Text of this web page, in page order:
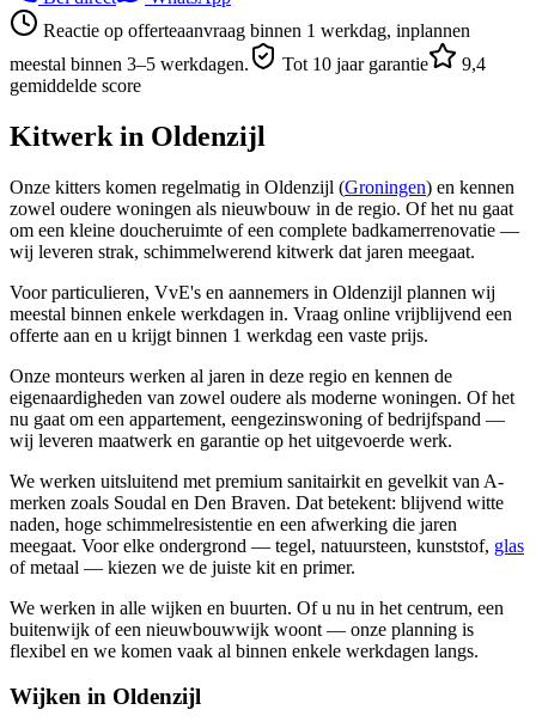
Reactie op offerteaanvraag binnen 1 werkdag, inplannen
meestal binnen 3–5 werkdagen.
Tot 10 jaar garantie
9,4
gemiddelde score
Kitwerk in Oldenzijl
Onze kitters komen regelmatig in Oldenzijl (Groningen) en kennen
zowel oudere woningen als nieuwbouw in de regio. Of het nu gaat
om een kleine doucheruimte of een complete badkamerrenovatie —
wij leveren strak, schimmelwerend kitwerk dat jaren meegaat.
Voor particulieren, VvE's en aannemers in Oldenzijl plannen wij
meestal binnen enkele werkdagen in. Vraag online vrijblijvend een
offerte aan en u krijgt binnen 1 werkdag een vaste prijs.
Onze monteurs werken al jaren in deze regio en kennen de
eigenaardigheden van zowel oudere als moderne woningen. Of het
nu gaat om een appartement, eengezinswoning of bedrijfspand —
wij leveren maatwerk en garantie op het uitgevoerde werk.
We werken uitsluitend met premium sanitairkit en gevelkit van A-
merken zoals Soudal en Den Braven. Dat betekent: blijvend witte
naden, hoge schimmelresistentie en een afwerking die jaren
meegaat. Voor elke ondergrond — tegel, natuursteen, kunststof, glas
of metaal — kiezen we de juiste kit en primer.
We werken in alle wijken en buurten. Of u nu in het centrum, een
buitenwijk of een nieuwbouwwijk woont — onze planning is
flexibel en we komen vaak al binnen enkele werkdagen langs.
Wijken in Oldenzijl